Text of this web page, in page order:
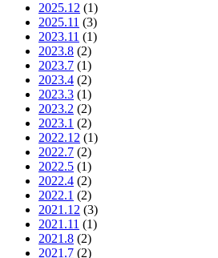
2025.12 (1)
2025.11 (3)
2023.11 (1)
2023.8 (2)
2023.7 (1)
2023.4 (2)
2023.3 (1)
2023.2 (2)
2023.1 (2)
2022.12 (1)
2022.7 (2)
2022.5 (1)
2022.4 (2)
2022.1 (2)
2021.12 (3)
2021.11 (1)
2021.8 (2)
2021.7 (2)